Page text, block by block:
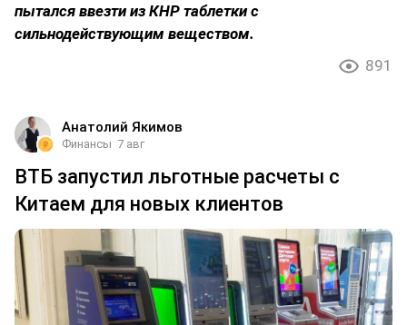
пытался ввезти из КНР таблетки с
сильнодействующим веществом.
891
Анатолий Якимов
Финансы 7 авг
ВТБ запустил льготные расчеты с
Китаем для новых клиентов